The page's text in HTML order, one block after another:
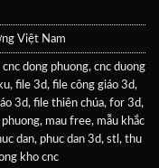
Việt Nam
cnc dong phuong, cnc duong
, file 3d, file công giáo 3d,
3d, file thiên chúa, for 3d,
phuong, mau free, mẫu khắc
dan, phuc dan 3d, stl , thu
kho cnc